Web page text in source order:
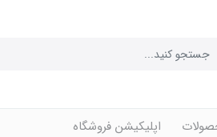
اپلیکیشن فروشگاه